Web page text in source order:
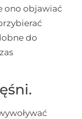
ono objawiać
do